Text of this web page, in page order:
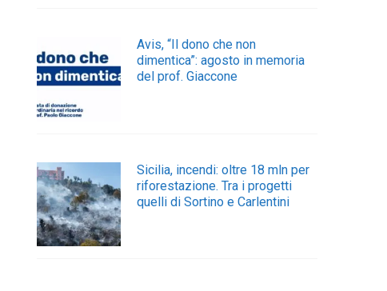
Avis, “Il dono che non
dimentica”: agosto in memoria
del prof. Giaccone
Sicilia, incendi: oltre 18 mln per
riforestazione. Tra i progetti
quelli di Sortino e Carlentini